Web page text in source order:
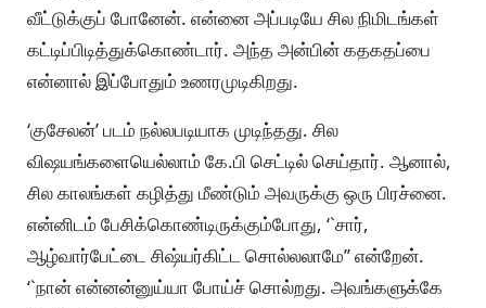
வீட்டுக்குப் போனேன். என்னை அப்படியே சில நிமிடங்கள்
கட்டிப்பிடித்துக்கொண்டார். அந்த அன்பின் கதகதப்பை
என்னால் இப்போதும் உணரமுடிகிறது.
‘குசேலன்’ படம் நல்லபடியாக முடிந்தது. சில
விஷயங்களையெல்லாம் கே.பி செட்டில் செய்தார். ஆனால்,
சில காலங்கள் கழித்து மீண்டும் அவருக்கு ஒரு பிரச்னை.
என்னிடம் பேசிக்கொண்டிருக்கும்போது, ‘`சார்,
ஆழ்வார்பேட்டை சிஷ்யர்கிட்ட சொல்லலாமே’’ என்றேன்.
‘`நான் என்னன்னுய்யா போய்ச் சொல்றது. அவங்களுக்கே